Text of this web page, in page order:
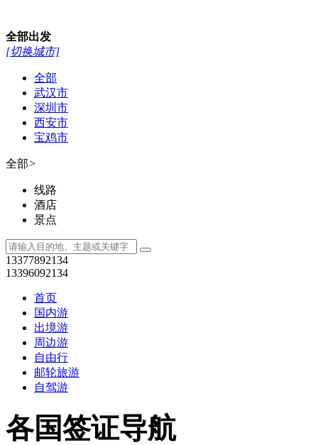
全部出发
[切换城市]
全部
武汉市
深圳市
西安市
宝鸡市
全部>
线路
酒店
景点
13377892134
13396092134
首页
国内游
出境游
周边游
自由行
邮轮旅游
自驾游
各国签证导航